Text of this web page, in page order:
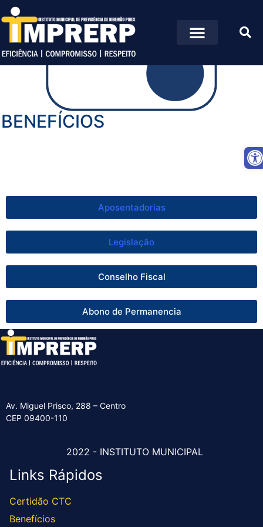
BENEFÍCIOS
Aposentadorias
Legislação
Conselho Fiscal
Abono de Permanencia
Av. Miguel Prisco, 288 – Centro
CEP 09400-110
2022 - INSTITUTO MUNICIPAL
Links Rápidos
Certidão CTC
Benefícios